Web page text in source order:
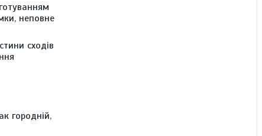
неповне
сходів
городній,